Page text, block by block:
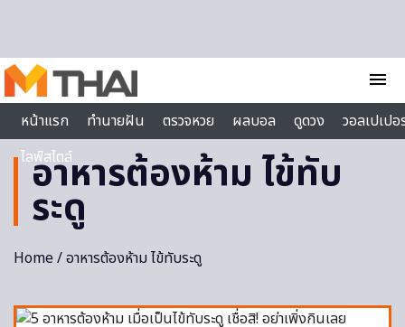
menu
หน้าแรก
ทำนายฝัน ตรวจหวย ผลบอล ดูดวง
วอลเปเป
ไลฟ์สไตล์
อาหารต้องห้าม ไข้ทับ
ระดู
Home/ อาหารต้องห้าม ไข้ทับระดู